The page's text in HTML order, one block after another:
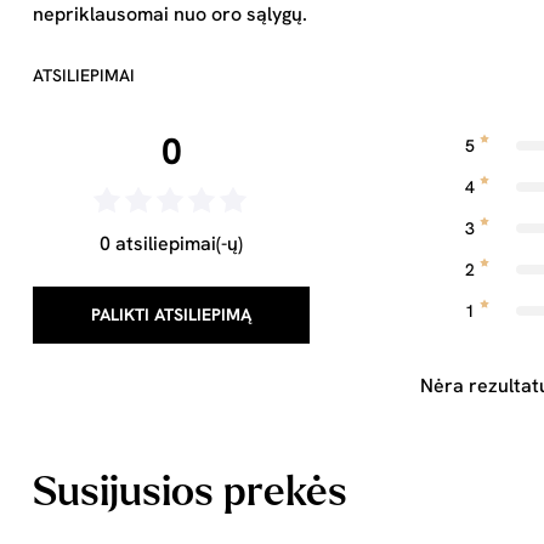
nepriklausomai nuo oro sąlygų.
ATSILIEPIMAI
0
0 atsiliepimai(-ų)
PALIKTI ATSILIEPIMĄ
5
4
3
2
1
Nėra
Susijusios prekės